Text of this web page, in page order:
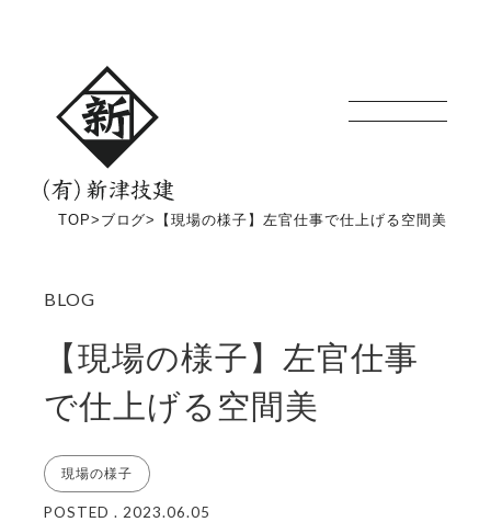
TOP> ブログ> 【現場の様子】左官仕事で仕上げる空間美
【現場の様子】左官仕事
で仕上げる空間美
現場の様子
POSTED . 2023.06.05